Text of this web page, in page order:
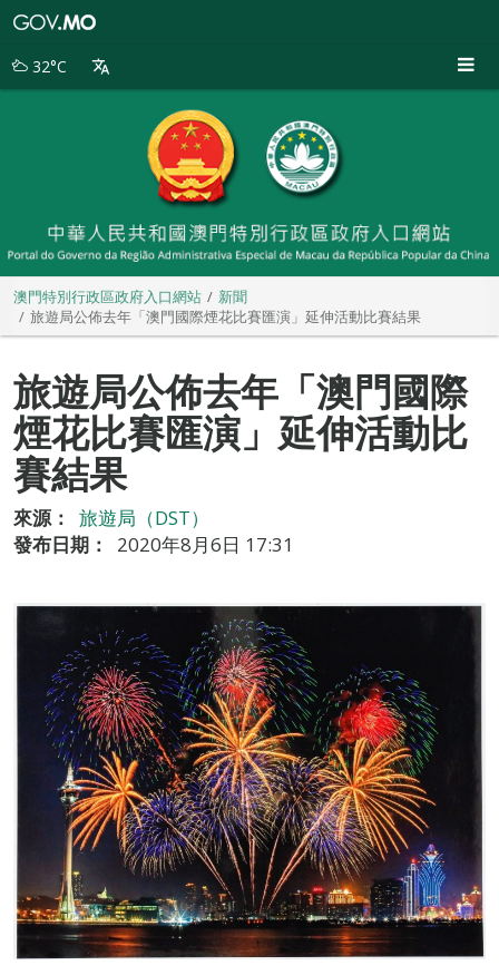
別
32°C
澳門特別行政區政府入口網站
新聞
旅遊局公佈去年「澳門國際煙花比賽匯演」延伸活動比賽結果
旅遊局公佈去年「澳門國際
煙花比賽匯演」延伸活動比
賽結果
來源：
旅遊局（DST）
發布日期：
2020年8月6日 17:31